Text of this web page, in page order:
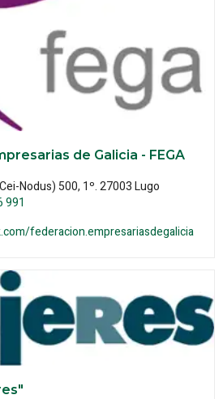
de Galicia - FEGA
Nodus) 500, 1º.27003Lugo
991
federacion.empresariasdegalicia